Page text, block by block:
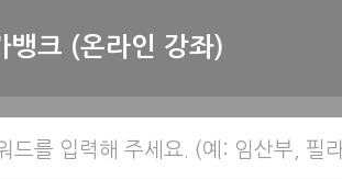
뱅크 (온라인 강좌)